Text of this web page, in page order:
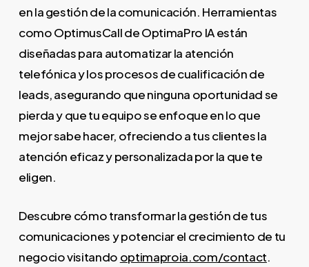
en la gestión de la comunicación. Herramientas
como OptimusCall de OptimaPro IA están
diseñadas para automatizar la atención
telefónica y los procesos de cualificación de
leads, asegurando que ninguna oportunidad se
pierda y que tu equipo se enfoque en lo que
mejor sabe hacer, ofreciendo a tus clientes la
atención eficaz y personalizada por la que te
eligen.
Descubre cómo transformar la gestión de tus
comunicaciones y potenciar el crecimiento de tu
negocio visitando optimaproia.com/contact.